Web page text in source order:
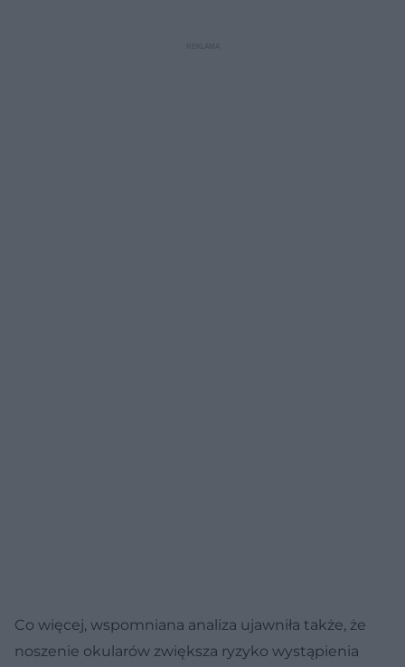
Co więcej, wspomniana analiza ujawniła także, że
noszenie okularów zwiększa ryzyko wystąpienia